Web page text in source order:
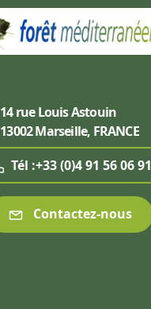
14 rue Louis Astouin
13002 Marseille, FRANCE
Tél :+33 (0)4 91 56 06 91
Contactez-nous